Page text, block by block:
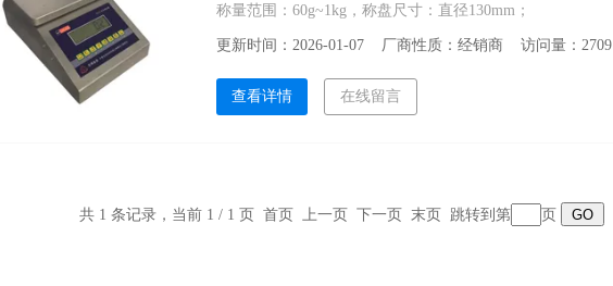
称量范围：60g~1kg，称盘尺寸：直径130mm；
更新时间：2026-01-07 厂商性质：经销商 访问量：2709
查看详情 在线留言
共 1 条记录，当前 1 / 1 页 首页 上一页 下一页 末页 跳转到第 页